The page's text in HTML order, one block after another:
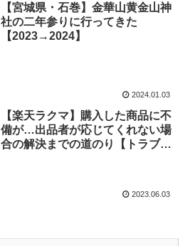
【宮城県・石巻】金華山黄金山神
社の二年参りに行ってきた
【2023→2024】
2024.01.03
【楽天ラクマ】購入した商品に不
備が…出品者が応じてくれない場
合の解決までの道のり【トラブル
2023.06.03